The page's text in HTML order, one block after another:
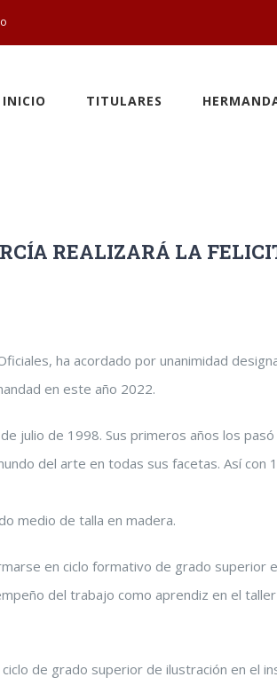
INICIO TITULARES
REALIZARÁ LA
ha acordado por unanimidad
en este año 2022.
julio de 1998. Sus primeros años los
del arte en todas sus facetas. Así con
medio de talla en madera.
en ciclo formativo de grado superior
del trabajo como aprendiz en el
de grado superior de ilustración en el